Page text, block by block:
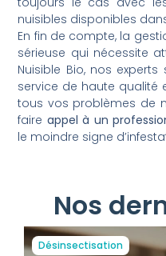
nuisibles disponibles
En fin de compte, la
sérieuse qui nécessite
Nuisible Bio, nos
service de haute qualité
tous vos problèmes de
faire appel à un
le moindre signe
Nos
Désinsectisation